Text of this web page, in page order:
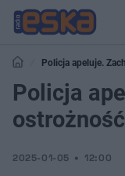
Policja apeluje.
Policja
2025-01-05 12:00